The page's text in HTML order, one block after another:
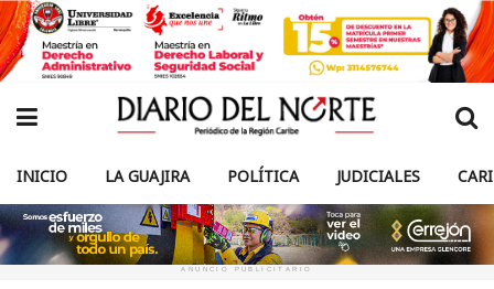
INICIO LA GUAJIRA POLÍTICA JUDICIALES
ANUNCIO PUBLICITARIO